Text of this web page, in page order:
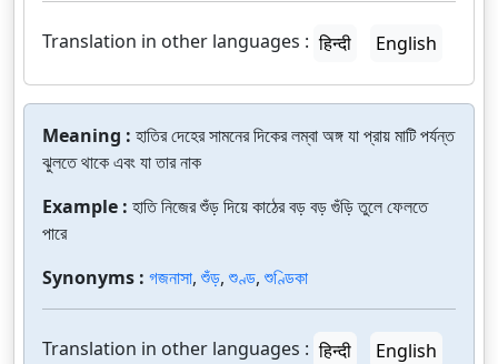
Translation in other languages : हिन्दी English
Meaning : হাতির দেহের সামনের দিকের লম্বা অঙ্গ যা প্রায় মাটি পর্যন্ত
ঝুলতে থাকে এবং যা তার নাক
Example : হাতি নিজের শুঁড় দিয়ে কাঠের বড় বড় গুঁড়ি তুলে ফেলতে
পারে
Synonyms : গজনাসা, শুঁড়, শুণ্ড, শুণ্ডিকা
Translation in other languages : हिन्दी English